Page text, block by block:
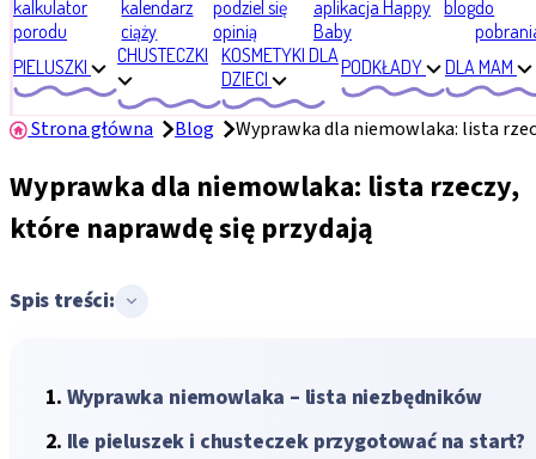
kalkulator
porodu
kalendarz
ciąży
podziel się
opinią
aplikacja Happy
Baby
blogdo
PIELUSZKI
CHUSTECZKI KOSMETYKI DLA
DZIECI
PODKŁADY DLA MAM
Strona główna Blog Wyprawka dla niemowlaka: lista
Wyprawka dla niemowlaka: lista rzeczy,
które naprawdę się przydają
Spis treści:
Wyprawka niemowlaka – lista niezbędników
Ile pieluszek i chusteczek przygotować na start?